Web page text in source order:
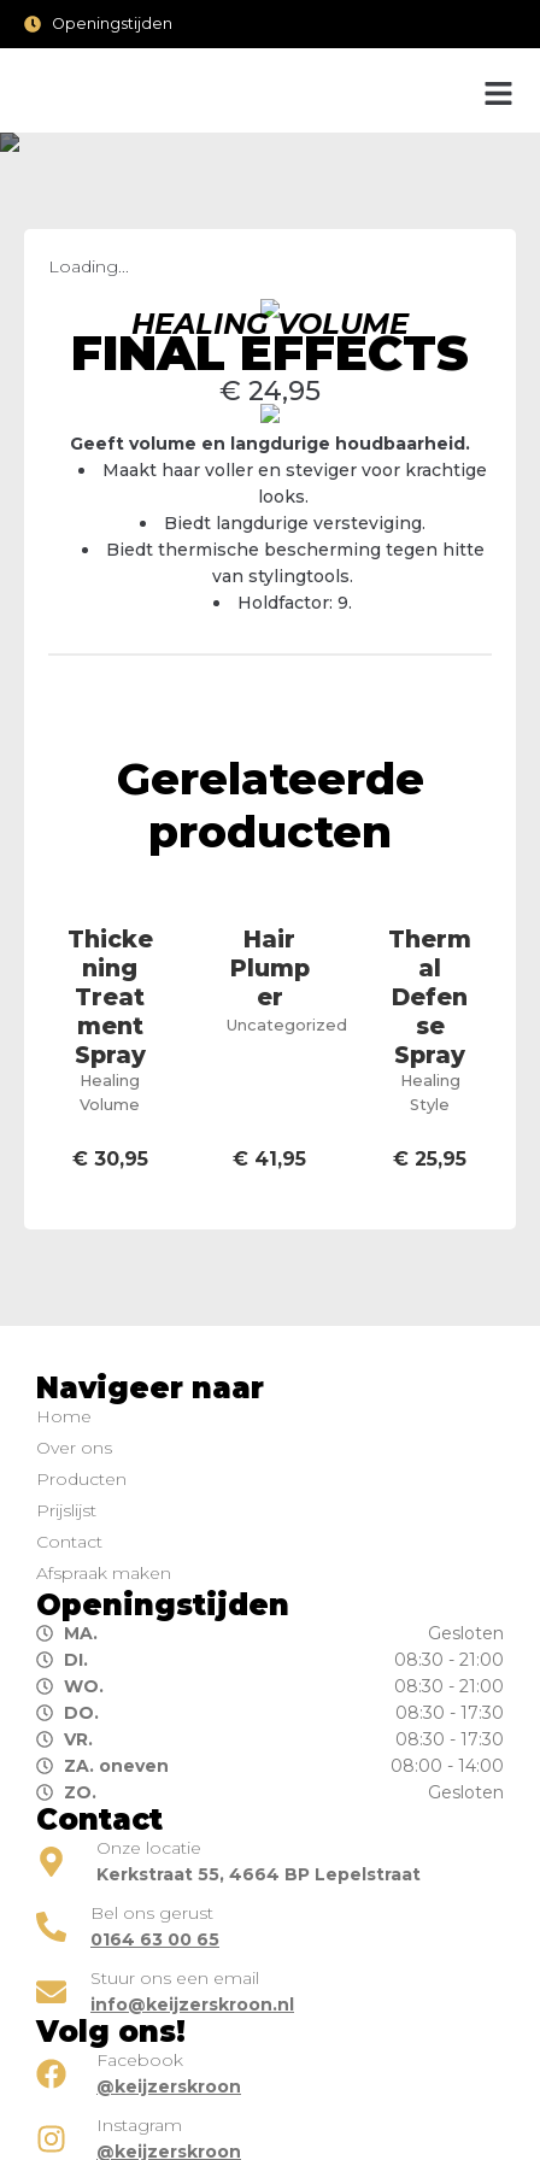
Openingstijden
Loading...
HEALING VOLUME
FINAL EFFECTS
€ 24,95
Geeft volume en langdurige houdbaarheid.
Maakt haar voller en steviger voor krachtige
looks.
Biedt langdurige versteviging.
Biedt thermische bescherming tegen hitte
van stylingtools.
Holdfactor: 9.
Gerelateerde
producten
Thicke
ning
Treat
ment
Spray
Healing
Volume
€30,95
Hair
Plump
er
Uncategorized
€ 41,95
Therm
al
Defen
se
Spray
Healing
Style
€ 25,95
Navigeer naar
Home
Over ons
Producten
Prijslijst
Contact
Afspraak maken
Openingstijden
MA.
Gesloten
DI.
08:30 - 21:00
WO.
08:30 - 21:00
DO.
08:30 - 17:30
VR.
08:30 - 17:30
ZA. oneven
08:00 - 14:00
ZO.
Gesloten
Contact
Onze locatie
Kerkstraat 55, 4664 BP Lepelstraat
Bel ons gerust
0164 63 00 65
Stuur ons een email
info@keijzerskroon.nl
Volg ons!
Facebook
@keijzerskroon
Instagram
@keijzerskroon